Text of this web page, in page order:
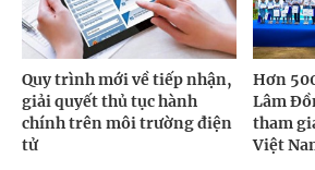
Quy trình mới về tiếp nhận,
giải quyết thủ tục hành
chính trên môi trường điện
tử
Hơn
Lâm
tham
Việt